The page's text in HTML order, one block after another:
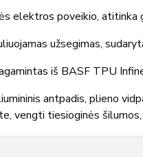
elektros poveikio,
užsegimas,
iš BASF TPU
antpadis, plieno
vengti tiesioginės